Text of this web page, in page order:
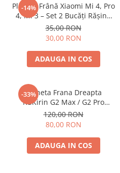
-14%
Plăcuțe Frână Xiaomi Mi 4, Pro
4, Mi 3 – Set 2 Bucăți Rășină
Standard (Model Rotund cu 2
Găuri)
35,00 RON
30,00 RON
ADAUGA IN COS
-33%
Maneta Frana Dreapta
KuKirin G2 Max / G2 Pro
Originala
120,00 RON
80,00 RON
ADAUGA IN COS